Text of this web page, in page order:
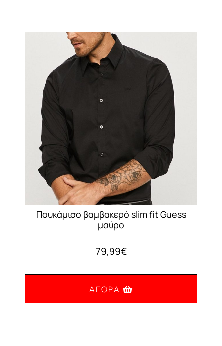
Πουκάμισο βαμβακερό slim fit Guess
μαύρο
79,99€
ΑΓΟΡΆ